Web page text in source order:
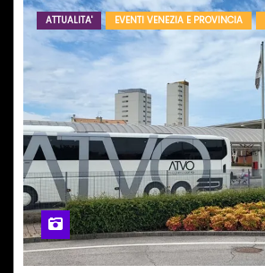
ATTUALITA' EVENTI VENEZIA E PROVINCIA